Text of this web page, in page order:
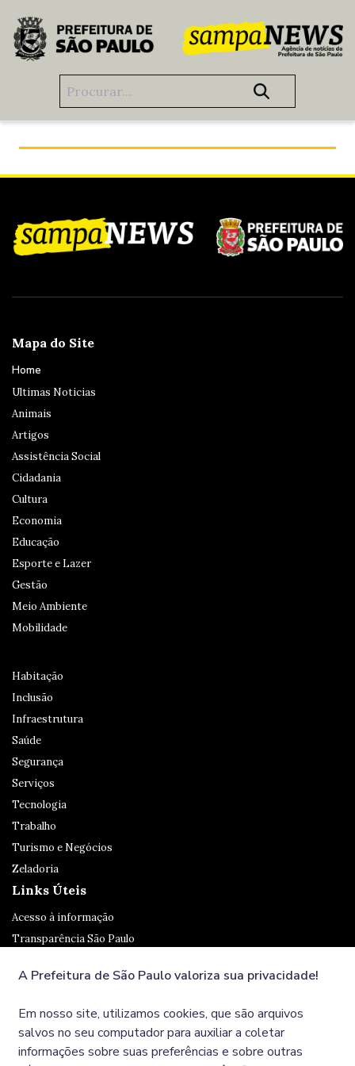
Pular para o Conteúdo principal
Mapa do Site
Home
Ultimas Noticias
Animais
Artigos
Assistência Social
Cidadania
Cultura
Economia
Educação
Esporte e Lazer
Gestão
Meio Ambiente
Mobilidade
Habitação
Inclusão
Infraestrutura
Saúde
Segurança
Serviços
Tecnologia
Trabalho
Turismo e Negócios
Zeladoria
Links Úteis
Acesso à informação
Transparência São Paulo
Ouvidoria
A Prefeitura de São Paulo valoriza sua privacidade!
Em nosso site, utilizamos cookies, que são arquivos
salvos no seu computador para auxiliar a coletar
informações sobre suas preferências e sobre outras